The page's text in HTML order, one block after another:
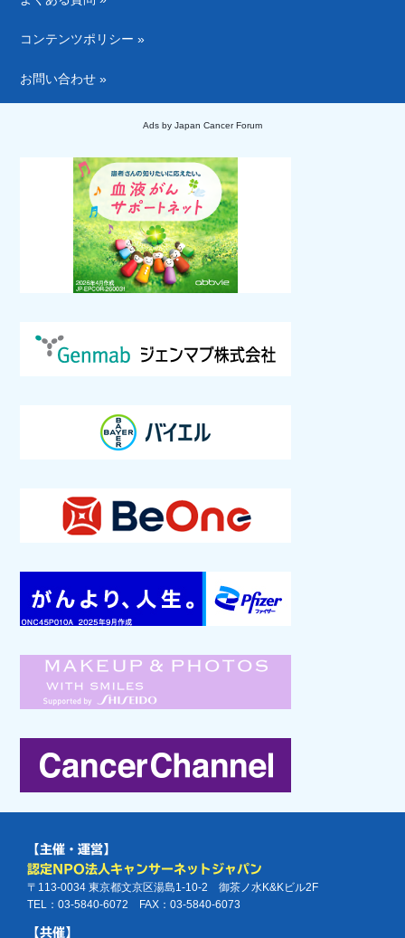
コンテンツポリシー »
お問い合わせ »
Ads by Japan Cancer Forum
【主催・運営】
認定NPO法人キャンサーネットジャパン
〒113-0034 東京都文京区湯島1-10-2 御茶ノ水K&Kビル2F
TEL：03-5840-6072 FAX：03-5840-6073
【共催】